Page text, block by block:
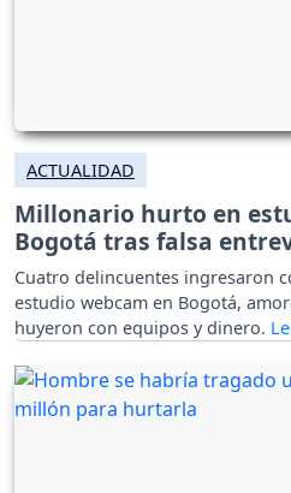
ACTUALIDAD
Millonario hurto en
Bogotá tras falsa
Cuatro delincuentes ingresaron
estudio webcam en Bogotá,
huyeron con equipos y dinero.